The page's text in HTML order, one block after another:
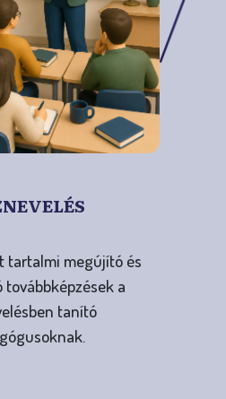
tartalmi megújító és
a
tanító